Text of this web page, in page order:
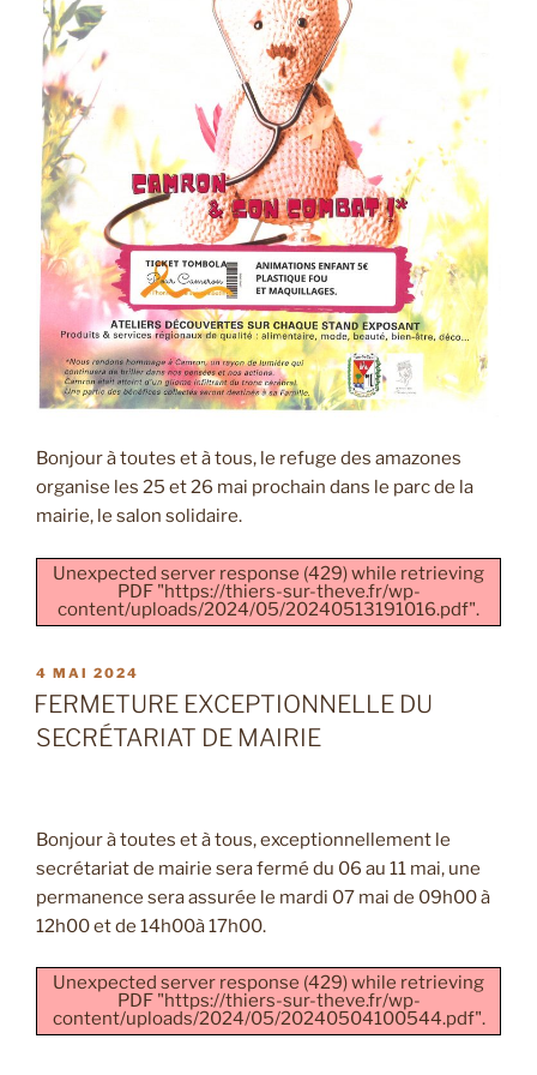
Bonjour à toutes et à tous, le refuge des amazones
organise les 25 et 26 mai prochain dans le parc de la
mairie, le salon solidaire.
Unexpected server response (429) while retrieving
PDF "https://thiers-sur-theve.fr/wp-
content/uploads/2024/05/20240513191016.pdf".
PUBLIÉ
LE
4 MAI 2024
FERMETURE EXCEPTIONNELLE DU
SECRÉTARIAT DE MAIRIE
Bonjour à toutes et à tous, exceptionnellement le
secrétariat de mairie sera fermé du 06 au 11 mai, une
permanence sera assurée le mardi 07 mai de 09h00 à
12h00 et de 14h00à 17h00.
Unexpected server response (429) while retrieving
PDF "https://thiers-sur-theve.fr/wp-
content/uploads/2024/05/20240504100544.pdf".